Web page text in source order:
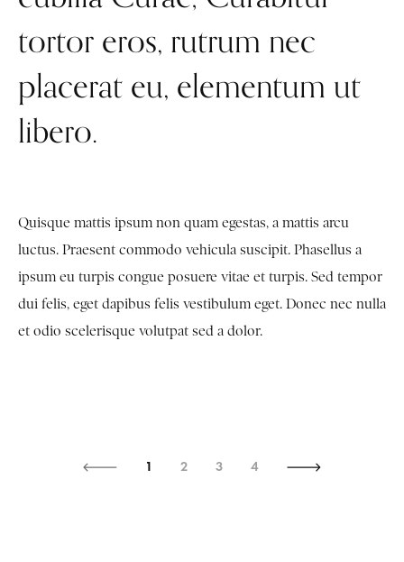
tortor eros, rutrum nec
placerat eu, elementum ut
libero.
Quisque mattis ipsum non quam egestas, a mattis arcu
luctus. Praesent commodo vehicula suscipit. Phasellus a
ipsum eu turpis congue posuere vitae et turpis. Sed tempor
dui felis, eget dapibus felis vestibulum eget. Donec nec nulla
et odio scelerisque volutpat sed a dolor.
1 2 3 4